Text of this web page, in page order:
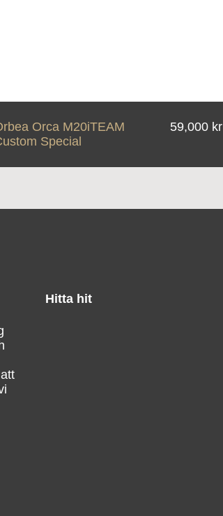
Orca M20iTEAM
Special
59,000 kr
Hitta hit